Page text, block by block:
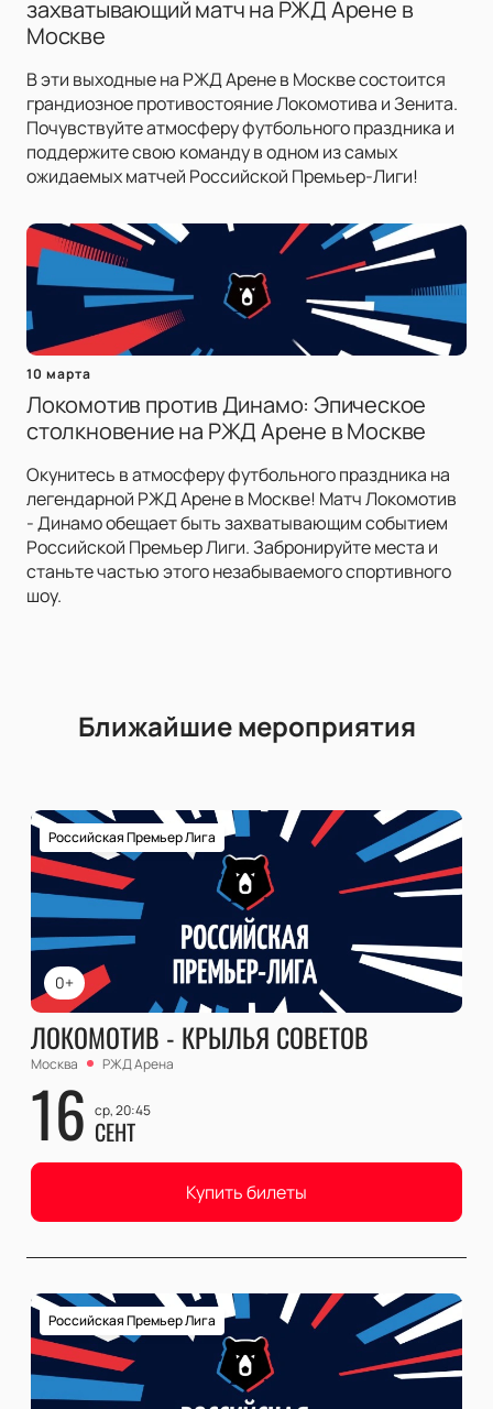
захватывающий матч на РЖД Арене в
Москве
В эти выходные на РЖД Арене в Москве состоится
грандиозное противостояние Локомотива и Зенита.
Почувствуйте атмосферу футбольного праздника и
поддержите свою команду в одном из самых
ожидаемых матчей Российской Премьер-Лиги!
10 марта
Локомотив против Динамо: Эпическое
столкновение на РЖД Арене в Москве
Окунитесь в атмосферу футбольного праздника на
легендарной РЖД Арене в Москве! Матч Локомотив
- Динамо обещает быть захватывающим событием
Российской Премьер Лиги. Забронируйте места и
станьте частью этого незабываемого спортивного
шоу.
Ближайшие мероприятия
0+
Российская Премьер Лига
ЛОКОМОТИВ - КРЫЛЬЯ СОВЕТОВ
Москва РЖД Арена
16 ср, 20:45
СЕНТ
Купить билеты
Российская Премьер Лига